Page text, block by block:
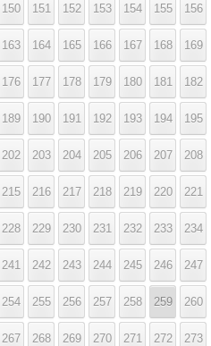
150 151 152 153 154 155 156
163 164 165 166 167 168 169
176 177 178 179 180 181 182
189 190 191 192 193 194 195
202 203 204 205 206 207 208
215 216 217 218 219 220 221
228 229 230 231 232 233 234
241 242 243 244 245 246 247
254 255 256 257 258 259 260
267 268 269 270 271 272 273